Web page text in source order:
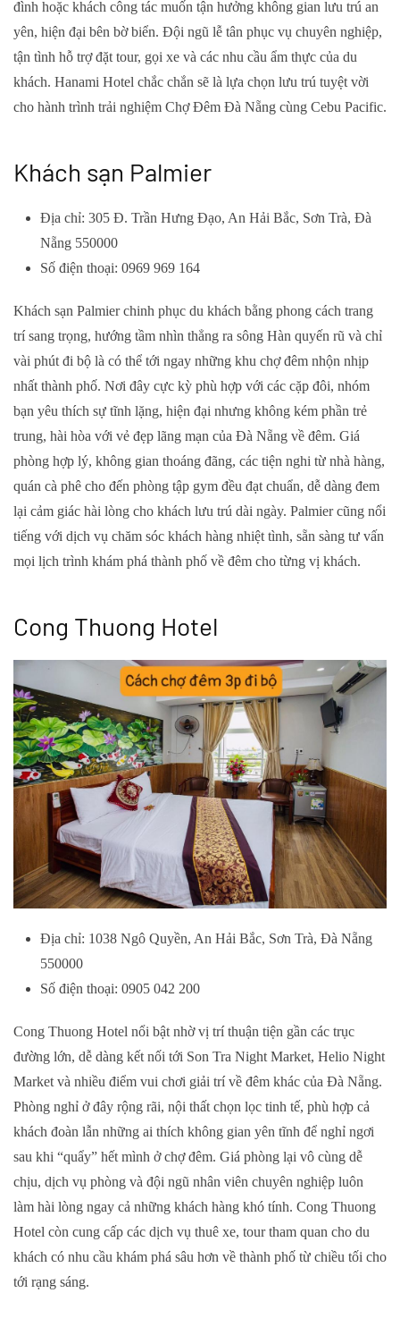
đình hoặc khách công tác muốn tận hưởng không gian lưu trú an
yên, hiện đại bên bờ biển. Đội ngũ lễ tân phục vụ chuyên nghiệp,
tận tình hỗ trợ đặt tour, gọi xe và các nhu cầu ẩm thực của du
khách. Hanami Hotel chắc chắn sẽ là lựa chọn lưu trú tuyệt vời
cho hành trình trải nghiệm Chợ Đêm Đà Nẵng cùng Cebu Pacific.
Khách sạn Palmier
Địa chỉ: 305 Đ. Trần Hưng Đạo, An Hải Bắc, Sơn Trà, Đà
Nẵng 550000
Số điện thoại: 0969 969 164
Khách sạn Palmier chinh phục du khách bằng phong cách trang
trí sang trọng, hướng tầm nhìn thẳng ra sông Hàn quyến rũ và chỉ
vài phút đi bộ là có thể tới ngay những khu chợ đêm nhộn nhịp
nhất thành phố. Nơi đây cực kỳ phù hợp với các cặp đôi, nhóm
bạn yêu thích sự tĩnh lặng, hiện đại nhưng không kém phần trẻ
trung, hài hòa với vẻ đẹp lãng mạn của Đà Nẵng về đêm. Giá
phòng hợp lý, không gian thoáng đãng, các tiện nghi từ nhà hàng,
quán cà phê cho đến phòng tập gym đều đạt chuẩn, dễ dàng đem
lại cảm giác hài lòng cho khách lưu trú dài ngày. Palmier cũng nổi
tiếng với dịch vụ chăm sóc khách hàng nhiệt tình, sẵn sàng tư vấn
mọi lịch trình khám phá thành phố về đêm cho từng vị khách.
Cong Thuong Hotel
Địa chỉ: 1038 Ngô Quyền, An Hải Bắc, Sơn Trà, Đà Nẵng
550000
Số điện thoại: 0905 042 200
Cong Thuong Hotel nổi bật nhờ vị trí thuận tiện gần các trục
đường lớn, dễ dàng kết nối tới Son Tra Night Market, Helio Night
Market và nhiều điểm vui chơi giải trí về đêm khác của Đà Nẵng.
Phòng nghỉ ở đây rộng rãi, nội thất chọn lọc tinh tế, phù hợp cả
khách đoàn lẫn những ai thích không gian yên tĩnh để nghỉ ngơi
sau khi “quẩy” hết mình ở chợ đêm. Giá phòng lại vô cùng dễ
chịu, dịch vụ phòng và đội ngũ nhân viên chuyên nghiệp luôn
làm hài lòng ngay cả những khách hàng khó tính. Cong Thuong
Hotel còn cung cấp các dịch vụ thuê xe, tour tham quan cho du
khách có nhu cầu khám phá sâu hơn về thành phố từ chiều tối cho
tới rạng sáng.